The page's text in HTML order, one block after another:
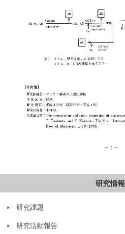
研究情報
研究課題
研究活動報告